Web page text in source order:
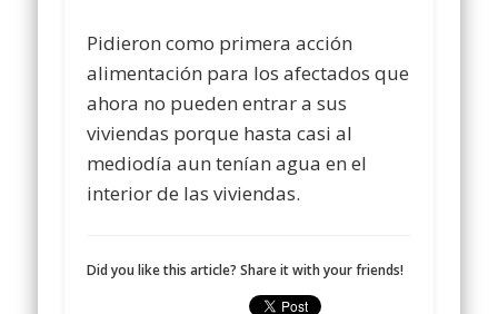
Pidieron como primera acción
alimentación para los afectados que
ahora no pueden entrar a sus
viviendas porque hasta casi al
mediodía aun tenían agua en el
interior de las viviendas.
Did you like this article? Share it with your friends!